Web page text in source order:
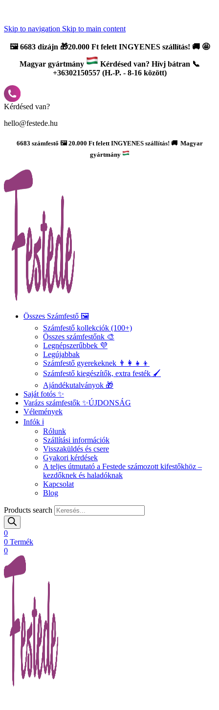
Skip to navigation Skip to main content
🖼️6683 dizájn 🎁20.000 Ft felett INGYENES szállítás! 🚚 🤩
Magyar gyártmány
Kérdésed van? Hívj bátran 📞
+36302150557 (H.-P. - 8-16 között)
Kérdésed van?
hello@festede.hu
6683 számfestő 🖼️ 20.000 Ft felett INGYENES szállítás! 🚚 Magyar
gyártmány
Összes Számfestő 🖼️
Számfestő kollekciók (100+)
Összes számfestőnk 🎨
Legnépszerűbbek 💜
Legújabbak
Számfestő gyerekeknek 👨‍👩‍👧‍👦
Számfestő kiegészítők, extra festék 🖌️
Ajándékutalványok 🎁
Saját fotós ✨
Varázs számfestők ✨ÚJDONSÁG
Vélemények
Infók ℹ️
Rólunk
Szállítási információk
Visszaküldés és csere
Gyakori kérdések
A teljes útmutató a Festede számozott kifestőkhöz –
kezdőknek és haladóknak
Kapcsolat
Blog
Products search
0
0 Termék
0